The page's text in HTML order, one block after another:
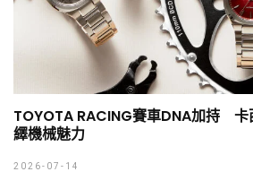
TOYOTA RACING賽車DNA加持 卡
繹機械魅力
2026-07-14